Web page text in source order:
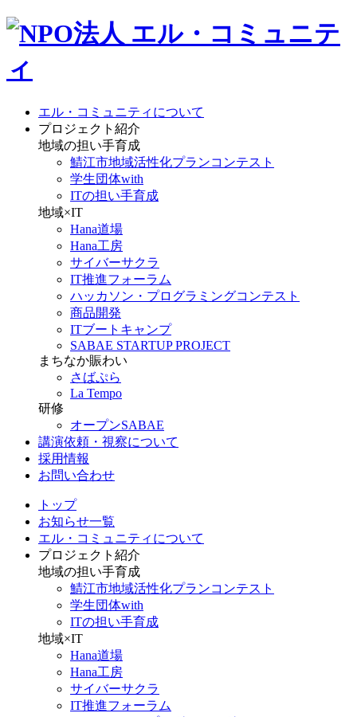
エル・コミュニティについて
プロジェクト紹介
地域の担い手育成
鯖江市地域活性化プランコンテスト
学生団体with
ITの担い手育成
地域×IT
Hana道場
Hana工房
サイバーサクラ
IT推進フォーラム
ハッカソン・プログラミングコンテスト
商品開発
ITブートキャンプ
SABAE STARTUP PROJECT
まちなか賑わい
さばぷら
La Tempo
研修
オープンSABAE
講演依頼・視察について
採用情報
お問い合わせ
トップ
お知らせ一覧
エル・コミュニティについて
プロジェクト紹介
地域の担い手育成
鯖江市地域活性化プランコンテスト
学生団体with
ITの担い手育成
地域×IT
Hana道場
Hana工房
サイバーサクラ
IT推進フォーラム